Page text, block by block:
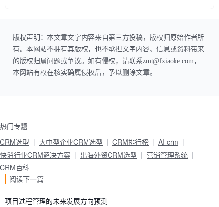
版权声明：本文章文字内容来自第三方投稿，版权归原始作者所
有。本网站不拥有其版权，也不承担文字内容、信息或资料带来
的版权归属问题或争议。如有侵权，请联系zmt@fxiaoke.com，
本网站有权在核实确属侵权后，予以删除文章。
热门专题
CRM选型
大中型企业CRM选型 CRM排行榜
AI crm
快消行业CRM解决方案
出海外贸CRM选型
营销管理系统
CRM百科
阅读下一篇
项目过程管理的未来发展方向预测